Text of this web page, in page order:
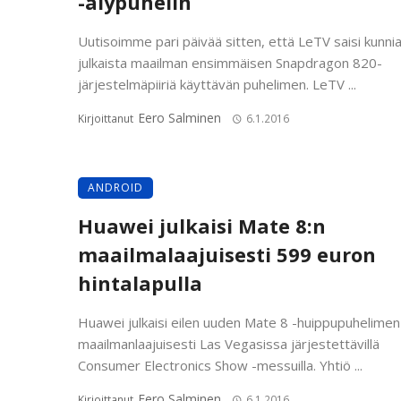
Uutisoimme pari päivää sitten, että LeTV saisi
julkaista maailman ensimmäisen Snapdragon 820-
järjestelmäpiiriä käyttävän puhelimen. LeTV ...
Kirjoittanut Eero Salminen 6.1.2016
ANDROID
Huawei julkaisi Mate 8:n
maailmalaajuisesti 599 euron
hintalapulla
Huawei julkaisi eilen uuden Mate 8 -huippupuhelimen
maailmanlaajuisesti Las Vegasissa järjestettävillä
Consumer Electronics Show -messuilla. Yhtiö ...